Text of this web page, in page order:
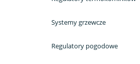
Systemy grzewcze
Regulatory pogodowe